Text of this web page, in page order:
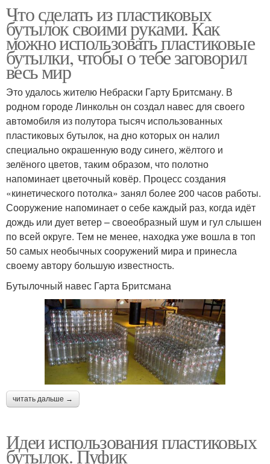
Что сделать из пластиковых
бутылок своими руками. Как
можно использовать пластиковые
бутылки, чтобы о тебе заговорил
весь мир
Это удалось жителю Небраски Гарту Бритсману. В
родном городе Линкольн он создал навес для своего
автомобиля из полутора тысяч использованных
пластиковых бутылок, на дно которых он налил
специально окрашенную воду синего, жёлтого и
зелёного цветов, таким образом, что полотно
напоминает цветочный ковёр. Процесс создания
«кинетического потолка» занял более 200 часов работы.
Сооружение напоминает о себе каждый раз, когда идёт
дождь или дует ветер – своеобразный шум и гул слышен
по всей округе. Тем не менее, находка уже вошла в топ
50 самых необычных сооружений мира и принесла
своему автору большую известность.
Бутылочный навес Гарта Бритсмана
читать дальше →
Идеи использования пластиковых
бутылок. Пуфик